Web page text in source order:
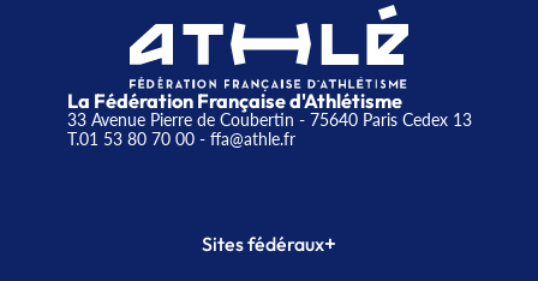
La Fédération Française d'Athlétisme
33 Avenue Pierre de Coubertin - 75640 Paris Cedex 13
T.01 53 80 70 00- ffa@athle.fr
Sites fédéraux+